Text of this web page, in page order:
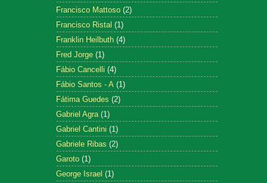
Francisco Mattoso (2)
Francisco Ristal (1)
Franklin Heilbuth (4)
Fred Jorge (1)
Fábio Cancelli (4)
Fábio Santos - A (1)
Fátima Guedes (2)
Gabriel Agra (1)
Gabriel Cantini (1)
Gabriele Ribas (2)
Garoto (1)
George Israel (1)